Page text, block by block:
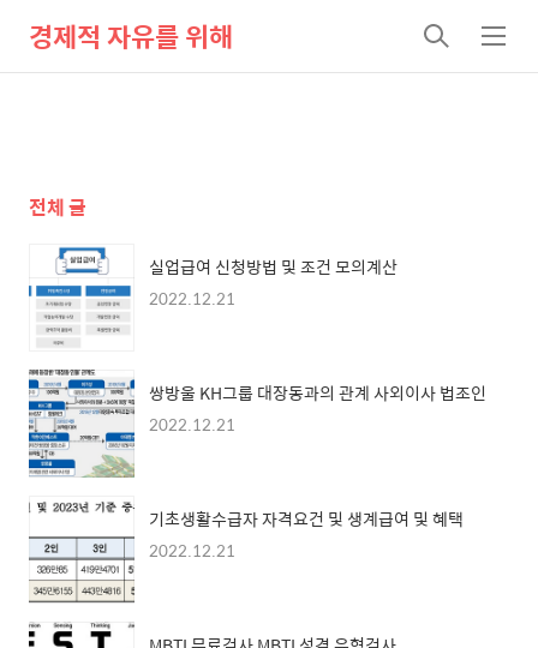
경제적 자유를 위해
검
색
메
뉴
전체 글
실업급여 신청방법 및 조건 모의계산
2022.12.21
쌍방울 KH그룹 대장동과의 관계 사외이사 법조인
2022.12.21
기초생활수급자 자격요건 및 생계급여 및 혜택
2022.12.21